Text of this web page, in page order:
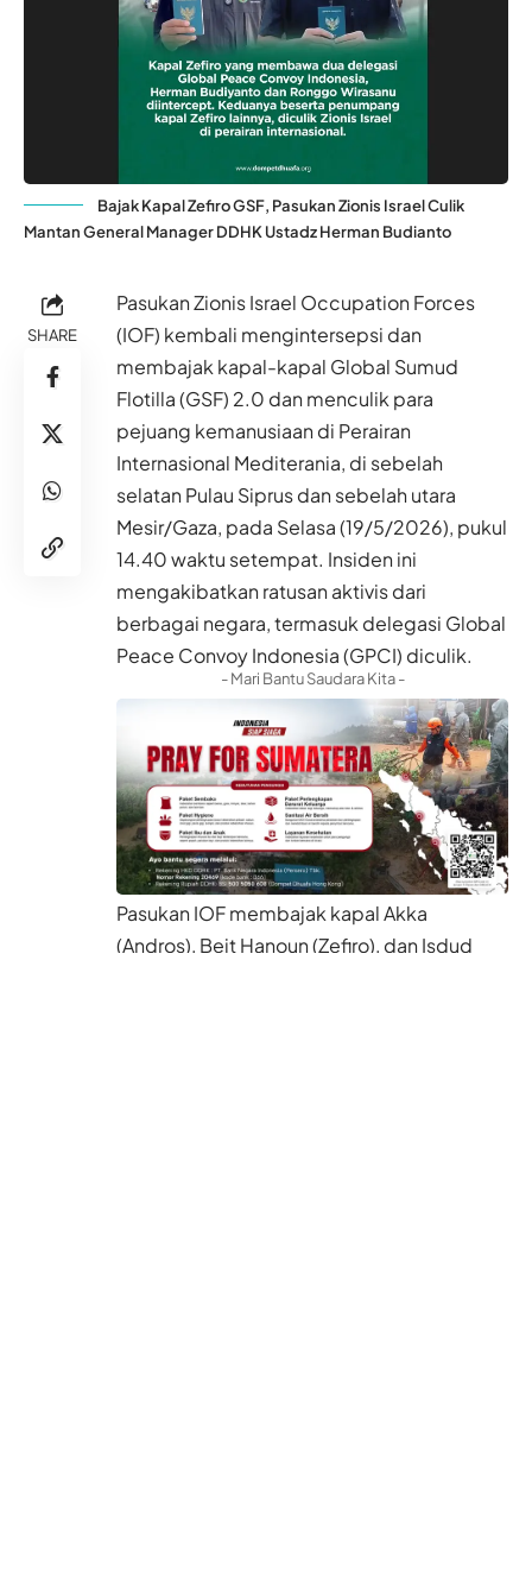
Bajak Kapal Zefiro GSF, Pasukan Zionis Israel Culik
Mantan General Manager DDHK Ustadz Herman Budianto
SHARE
Pasukan Zionis Israel Occupation Forces
(IOF) kembali mengintersepsi dan
membajak kapal-kapal Global Sumud
Flotilla (GSF) 2.0 dan menculik para
pejuang kemanusiaan di Perairan
Internasional Mediterania, di sebelah
selatan Pulau Siprus dan sebelah utara
Mesir/Gaza, pada Selasa (19/5/2026), pukul
14.40 waktu setempat. Insiden ini
mengakibatkan ratusan aktivis dari
berbagai negara, termasuk delegasi Global
Peace Convoy Indonesia (GPCI) diculik.
- Mari Bantu Saudara Kita -
Pasukan IOF membajak kapal Akka
(Andros), Beit Hanoun (Zefiro), dan Isdud